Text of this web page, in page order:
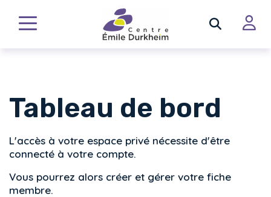
Tableau de bord
L'accès à votre espace privé nécessite d'être
connecté à votre compte.
Vous pourrez alors créer et gérer votre fiche
membre.